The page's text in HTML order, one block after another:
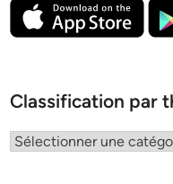
Classification par
Classification